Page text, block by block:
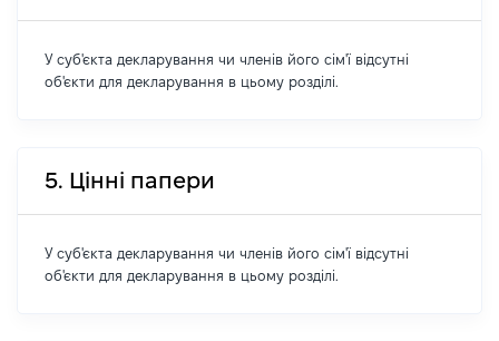
У суб'єкта декларування чи членів його сім'ї відсутні
об'єкти для декларування в цьому розділі.
5. Цінні папери
У суб'єкта декларування чи членів його сім'ї відсутні
об'єкти для декларування в цьому розділі.